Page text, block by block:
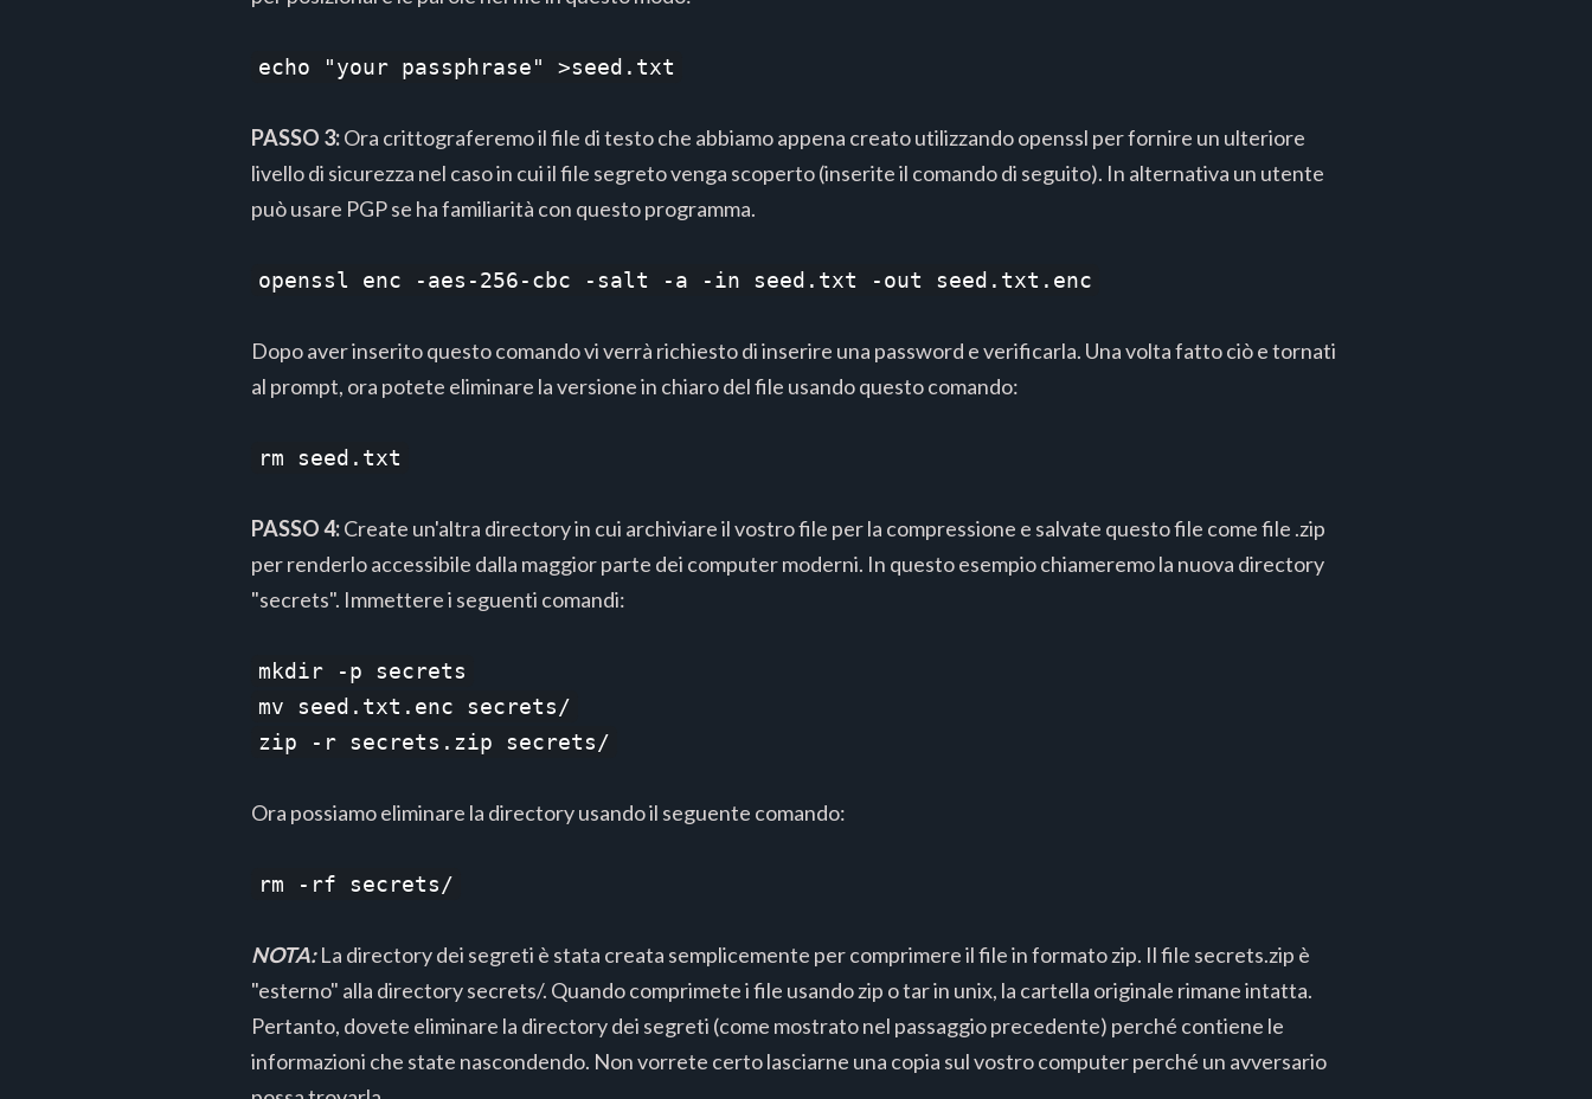
echo "your passphrase" >seed.txt
PASSO 3:Ora crittograferemo il file di testo che abbiamo appena creato utilizzando openssl per fornire un ulteriore
livello di sicurezza nel caso in cui il file segreto venga scoperto (inserite il comando di seguito). In alternativa un utente
può usare PGP se ha familiarità con questo programma.
openssl enc -aes-256-cbc -salt -a -in seed.txt -out seed.txt.enc
Dopo aver inserito questo comando vi verrà richiesto di inserire una password e verificarla. Una volta fatto ciò e tornati
al prompt, ora potete eliminare la versione in chiaro del file usando questo comando:
rm seed.txt
PASSO 4:Create un'altra directory in cui archiviare il vostro file per la compressione e salvate questo file come file .zip
per renderlo accessibile dalla maggior parte dei computer moderni. In questo esempio chiameremo la nuova directory
"secrets". Immettere i seguenti comandi:
mkdir -p secrets
mv seed.txt.enc secrets/
zip -r secrets.zip secrets/
Ora possiamo eliminare la directory usando il seguente comando:
rm -rf secrets/
NOTA:La directory dei segreti è stata creata semplicemente per comprimere il file in formato zip. Il file secrets.zip è
"esterno" alla directory secrets/. Quando comprimete i file usando zip o tar in unix, la cartella originale rimane intatta.
Pertanto, dovete eliminare la directory dei segreti (come mostrato nel passaggio precedente) perché contiene le
informazioni che state nascondendo. Non vorrete certo lasciarne una copia sul vostro computer perché un avversario